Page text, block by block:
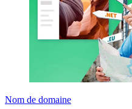
Nom de domaine